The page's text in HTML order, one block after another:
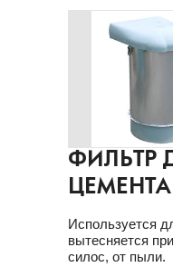
ФИЛЬТР
ЦЕМЕНТА
Используется
вытесняется
силос, от пыли.